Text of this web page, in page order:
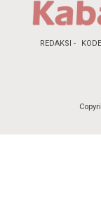
REDAKSI